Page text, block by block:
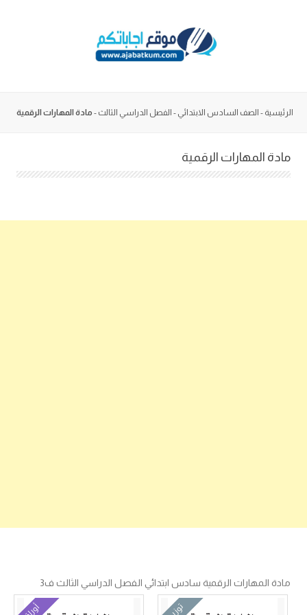
الرئيسية - الصف السادس الابتدائي - الفصل الدراسي الثالث - مادة المهارات الرقمية
مادة المهارات الرقمية
مادة المهارات الرقمية سادس ابتدائي الفصل الدراسي الثالث ف3